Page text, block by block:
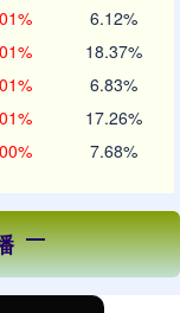
6.12%
18.37%
6.83%
17.26%
7.68%